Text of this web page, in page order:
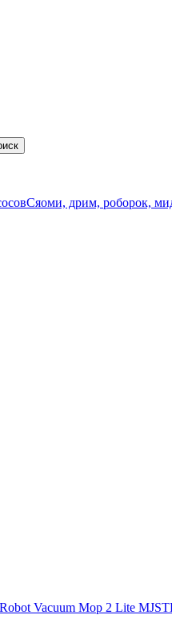
Сяоми, дрим, роборок,